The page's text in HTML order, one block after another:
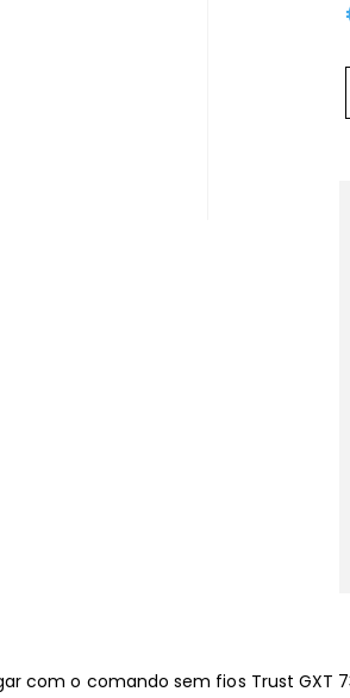
com o comando sem fios Trust GXT